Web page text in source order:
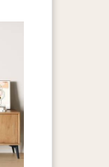
métal
meuble
et
pieds
une
Les
le